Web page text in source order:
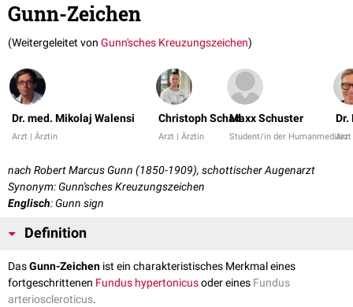
Gunn-Zeichen
(Weitergeleitet von Gunn'sches Kreuzungszeichen)
Dr. med. Mikolaj Walensi
Arzt | Ärztin
Christoph Schad
Arzt | Ärztin
Maxx Schuster
Student/in der Humanmedizin
Dr.
nach Robert Marcus Gunn (1850-1909), schottischer Augenarzt
Synonym: Gunn'sches Kreuzungszeichen
Englisch: Gunn sign
Definition
DasGunn-Zeichen ist ein charakteristisches Merkmal eines
fortgeschrittenen Fundus hypertonicusoder eines Fundus
arterioscleroticus.